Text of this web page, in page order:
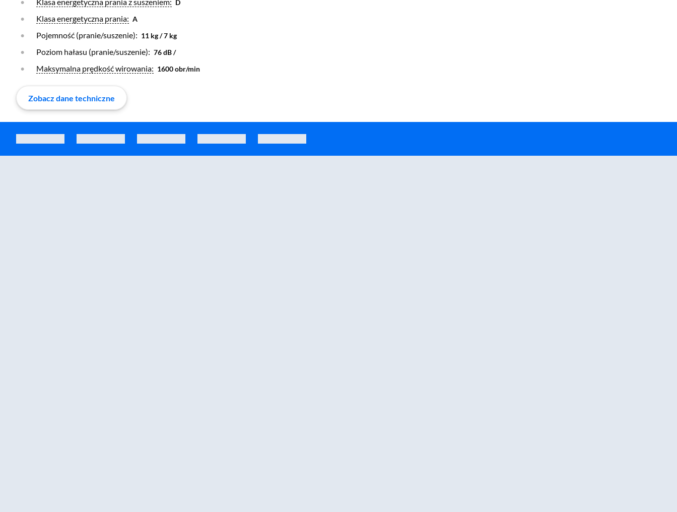
Klasa energetyczna prania z suszeniem: D
Otwórz warstwę
Klasa energetyczna prania: A
Pojemność (pranie/suszenie): 11 kg / 7 kg
Poziom hałasu (pranie/suszenie): 76 dB /
Otwórz warstwę
Maksymalna prędkość wirowania: 1600 obr/min
Zobacz dane techniczne